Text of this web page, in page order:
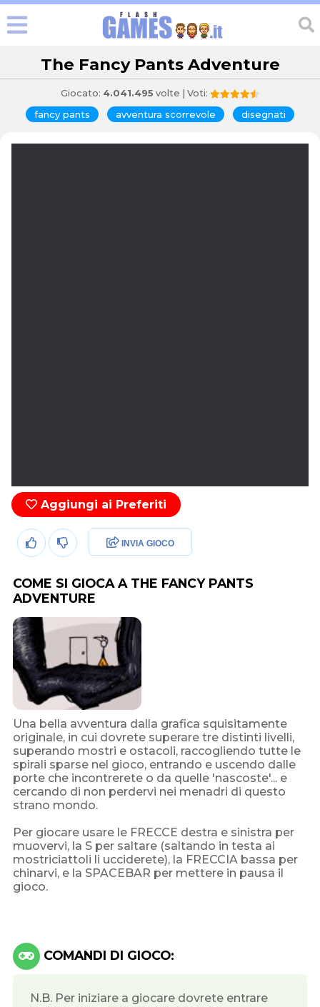
The Fancy Pants Adventure
Giocato: 4.041.495 volte | Voti:
fancy pants avventura scorrevole disegnati
Aggiungi ai Preferiti
INVIA GIOCO
COME SI GIOCA A THE FANCY PANTS
ADVENTURE
Una bella avventura dalla grafica squisitamente
originale, in cui dovrete superare tre distinti livelli,
superando mostri e ostacoli, raccogliendo tutte le
spirali sparse nel gioco, entrando e uscendo dalle
porte che incontrerete o da quelle 'nascoste'... e
cercando di non perdervi nei menadri di questo
strano mondo.
Per giocare usare le FRECCE destra e sinistra per
muovervi, la S per saltare (saltando in testa ai
mostriciattoli li ucciderete), la FRECCIA bassa per
chinarvi, e la SPACEBAR per mettere in pausa il
gioco.
COMANDI DI GIOCO:
N.B. Per iniziare a giocare dovrete entrare